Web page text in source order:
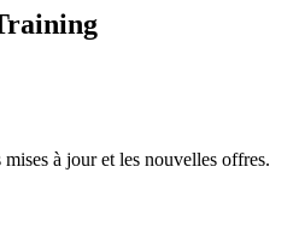
à jour et les nouvelles offres.